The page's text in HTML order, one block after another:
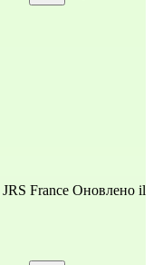
JRS France Оновлено il